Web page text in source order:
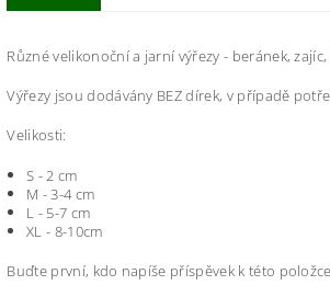
Různé velikonoční a jarní výřezy - beránek,
Výřezy jsou dodávány BEZ dírek, v případě
Velikosti:
S - 2 cm
M - 3-4 cm
L - 5-7 cm
XL - 8-10cm
Buďte první, kdo napíše příspěvek k této